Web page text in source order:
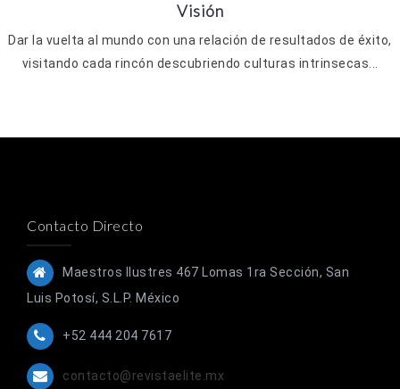
Visión
Dar la vuelta al mundo con una relación de resultados de éxito,
visitando cada rincón descubriendo culturas intrinsecas...
Contacto Directo
Maestros Ilustres 467 Lomas 1ra Sección, San
Luis Potosí, S.L.P. México
+52 444 204 7617
contacto@revistaelite.mx